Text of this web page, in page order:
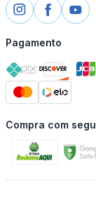
Pagamento
Compra com